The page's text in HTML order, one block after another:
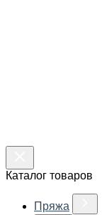
Каталог товаров
Пряжа